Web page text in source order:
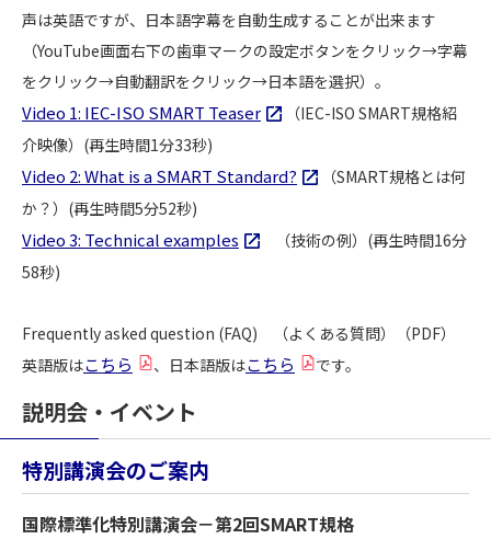
声は英語ですが、日本語字幕を自動生成することが出来ます
（YouTube画面右下の歯車マークの設定ボタンをクリック→字幕
をクリック→自動翻訳をクリック→日本語を選択）。
Video 1: IEC-ISO SMART Teaser
（IEC-ISO SMART規格紹
介映像）(再生時間1分33秒)
Video 2: What is a SMART Standard?
（SMART規格とは何
か？）(再生時間5分52秒)
Video 3: Technical examples
（技術の例）(再生時間16分
58秒)
Frequently asked question (FAQ) （よくある質問）（PDF）
英語版はこちら 、日本語版はこちら です。
説明会・イベント
特別講演会のご案内
国際標準化特別講演会－第2回SMART規格